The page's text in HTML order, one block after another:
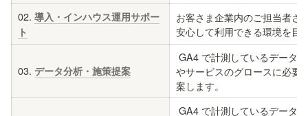
02. 導入・インハウス運用サポー
ト
お客さま企業内のご担当者さ
安心して利用できる環境を目
03. データ分析・施策提案
やサービスのグロースに必要
案します。